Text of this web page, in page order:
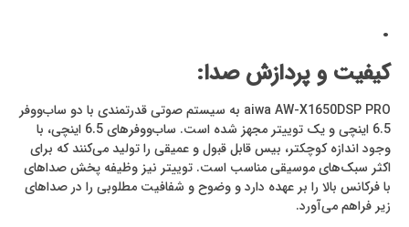
.
کیفیت و پردازش صدا:
aiwa AW-X1650DSP PRO به سیستم صوتی قدرتمندی با دو ساب‌ووفر
6.5 اینچی و یک توییتر مجهز شده است. ساب‌ووفرهای 6.5 اینچی، با
وجود اندازه کوچکتر، بیس قابل قبول و عمیقی را تولید می‌کنند که برای
اکثر سبک‌های موسیقی مناسب است. توییتر نیز وظیفه پخش صداهای
با فرکانس بالا را بر عهده دارد و وضوح و شفافیت مطلوبی را در صداهای
زیر فراهم می‌آورد.